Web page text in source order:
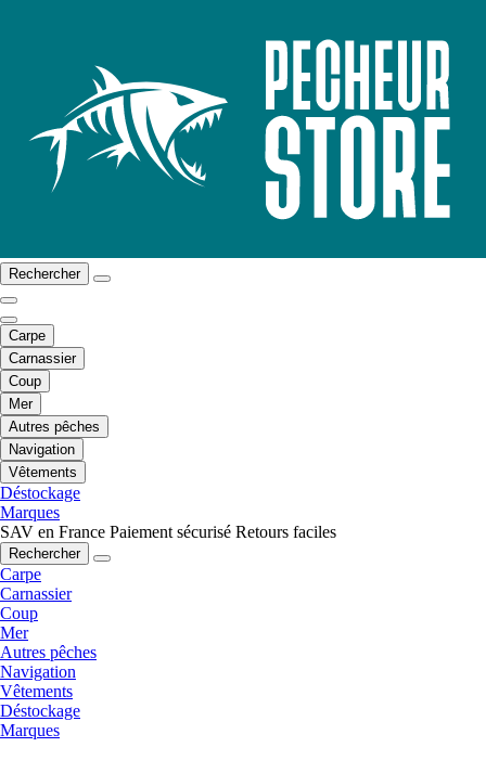
Rechercher
Carpe
Carnassier
Coup
Mer
Autres pêches
Navigation
Vêtements
Déstockage
Marques
SAV en France Paiement sécurisé Retours faciles
Rechercher
Carpe
Carnassier
Coup
Mer
Autres pêches
Navigation
Vêtements
Déstockage
Marques